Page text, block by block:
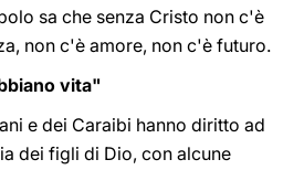
sa che senza Cristo non c'è
non c'è amore, non c'è futuro.
vita"
e dei Caraibi hanno diritto ad
dei figli di Dio, con alcune